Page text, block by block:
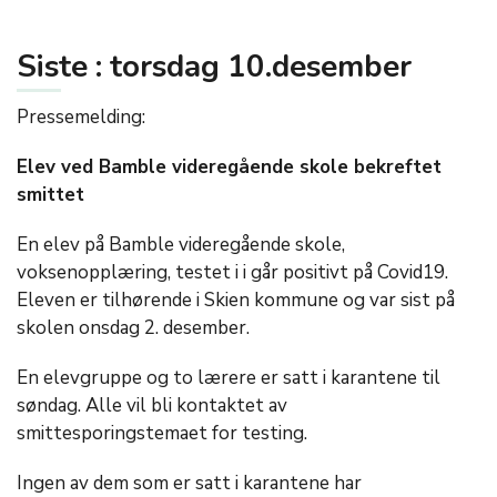
Siste : torsdag 10.desember
Pressemelding:
Elev ved Bamble videregående skole bekreftet
smittet
En elev på Bamble videregående skole,
voksenopplæring, testet i i går positivt på Covid19.
Eleven er tilhørende i Skien kommune og var sist på
skolen onsdag 2. desember.
En elevgruppe og to lærere er satt i karantene til
søndag. Alle vil bli kontaktet av
smittesporingstemaet for testing.
Ingen av dem som er satt i karantene har